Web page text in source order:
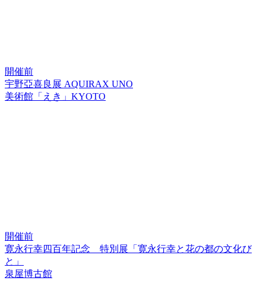
開催前
宇野亞喜良展 AQUIRAX UNO
美術館「えき」KYOTO
開催前
寛永行幸四百年記念 特別展「寛永行幸と花の都の文化び
と」
泉屋博古館